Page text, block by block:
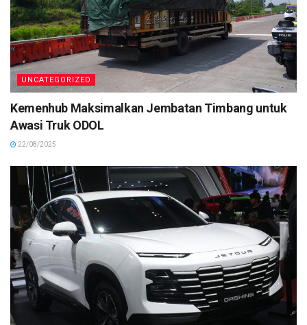
UNCATEGORIZED
Kemenhub Maksimalkan Jembatan Timbang untuk
Awasi Truk ODOL
22/08/2025